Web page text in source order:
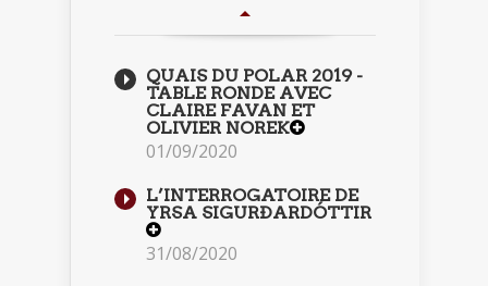
QUAIS DU POLAR 2019 -
TABLE RONDE AVEC
CLAIRE FAVAN ET
OLIVIER NOREK
01/09/2020
L’INTERROGATOIRE DE
YRSA SIGURÐARDÓTTIR
31/08/2020